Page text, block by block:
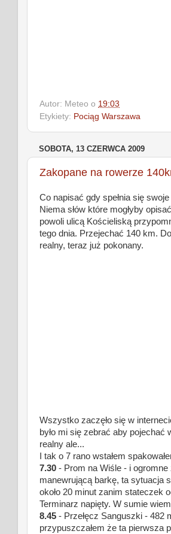
Autor: Meteo o 19:03
Etykiety: Pociąg Warszawa
SOBOTA, 13 CZERWCA 2009
Zakopane na rowerze
Co napisać gdy spełnia się
Niema słów które mogłyby
powoli ulicą Kościeliską
tego dnia. Przejechać 140 km.
realny, teraz już pokonany.
Wszystko zaczęło się w
było mi się zebrać aby pojechać
realny ale...
I tak o 7 rano wstałem
7.30 - Prom na Wiśle - i
manewrującą barkę, ta sytuacja
około 20 minut zanim stateczek
Terminarz napięty. W sumie
8.45 - Przełęcz Sanguszki - 482
przypuszczałem że ta pierwsza